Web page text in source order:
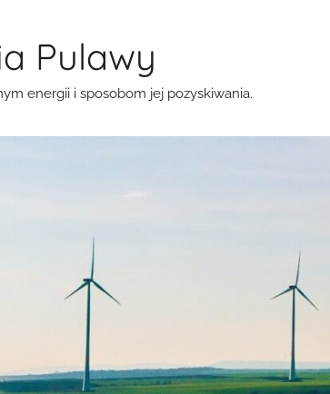
Pulawy
energii i sposobom jej pozyskiwania.